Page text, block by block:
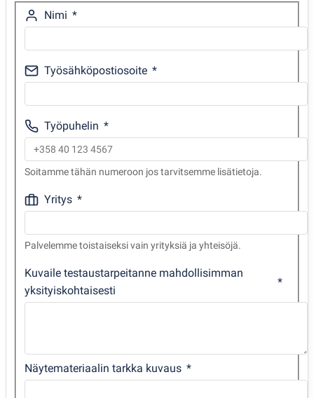
Nimi
Työsähköpostiosoite
Työpuhelin
Soitamme tähän numeroon jos tarvitsemme lisätietoja.
Yritys
Palvelemme toistaiseksi vain yrityksiä ja yhteisöjä.
Kuvaile testaustarpeitanne mahdollisimman
yksityiskohtaisesti
Näytemateriaalin tarkka kuvaus